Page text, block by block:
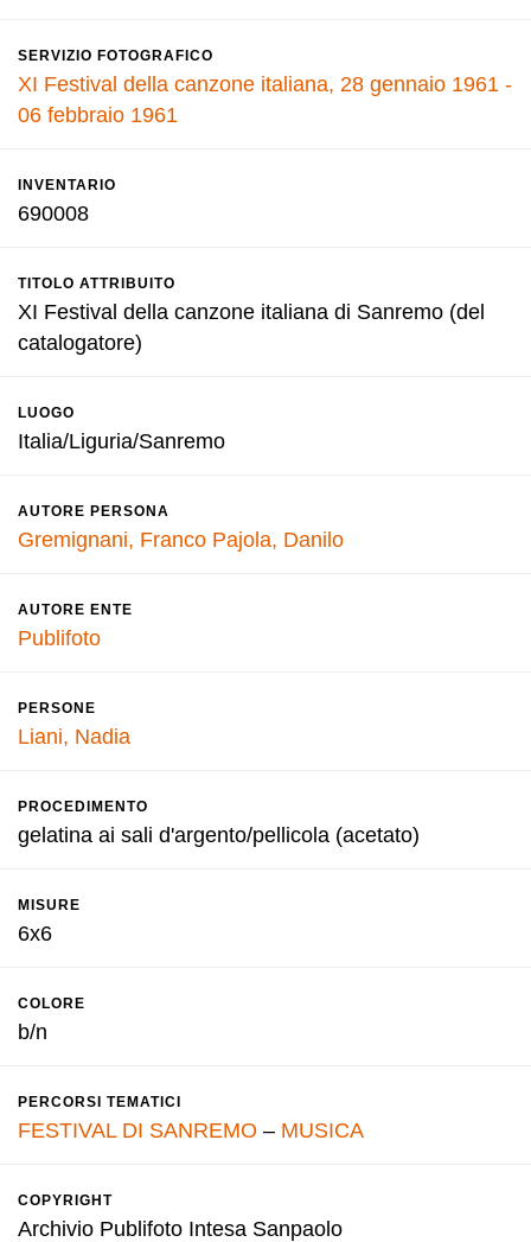
SERVIZIO FOTOGRAFICO
XI Festival della canzone italiana, 28 gennaio 1961 -
06 febbraio 1961
INVENTARIO
690008
TITOLO ATTRIBUITO
XI Festival della canzone italiana di Sanremo (del
catalogatore)
LUOGO
Italia/Liguria/Sanremo
AUTORE PERSONA
Gremignani, Franco Pajola, Danilo
AUTORE ENTE
Publifoto
PERSONE
Liani, Nadia
PROCEDIMENTO
gelatina ai sali d'argento/pellicola (acetato)
MISURE
6x6
COLORE
b/n
PERCORSI TEMATICI
FESTIVAL DI SANREMO – MUSICA
COPYRIGHT
Archivio Publifoto Intesa Sanpaolo